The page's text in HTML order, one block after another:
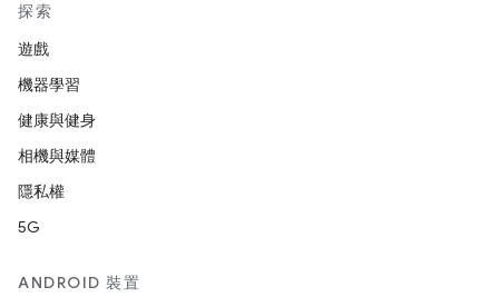
探索
遊戲
機器學習
健康與健身
相機與媒體
隱私權
5G
ANDROID 裝置